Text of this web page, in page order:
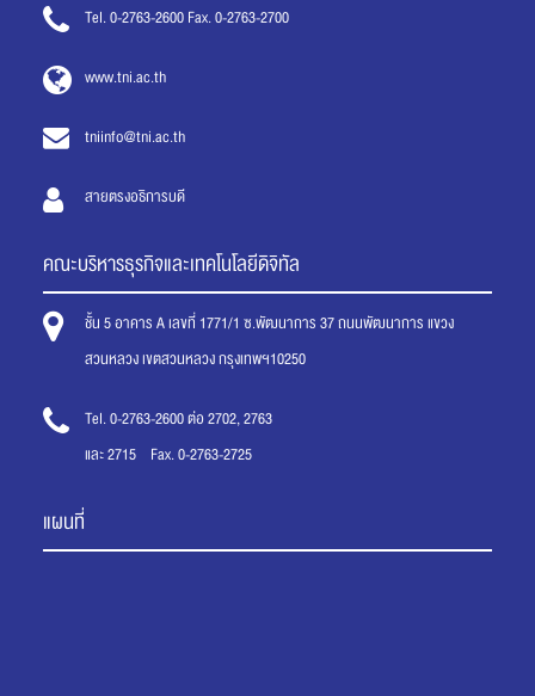
Tel. 0-2763-2600 Fax. 0-2763-2700
www.tni.ac.th
tniinfo@tni.ac.th
สายตรงอธิการบดี
คณะบริหารธุรกิจและเทคโนโลยีดิจิทัล
ชั้น 5 อาคาร A เลขที่ 1771/1 ซ.พัฒนาการ 37 ถนนพัฒนาการ แขวง
สวนหลวง เขตสวนหลวง กรุงเทพฯ10250
Tel. 0-2763-2600 ต่อ 2702, 2763
และ 2715 Fax. 0-2763-2725
แผนที่